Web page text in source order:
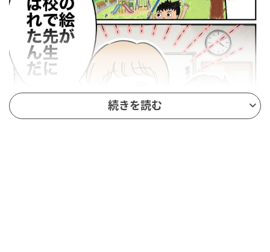
続きを読む